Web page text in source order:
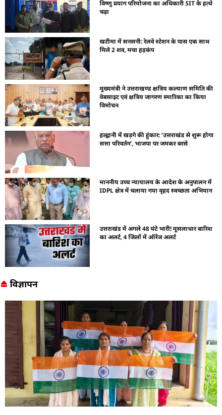
विष्णु प्रयाग परियोजना का अधिकारी SIT के हत्थे
चढ़ा
खटीमा में सनसनी: रेलवे स्टेशन के पास एक साथ
मिले 2 शव, मचा हड़कंप
मुख्यमंत्री ने उत्तराखण्ड क्षत्रिय कल्याण समिति की
वेबसाइट एवं क्षत्रिय जागरण स्मारिका का किया
विमोचन
हल्द्वानी में खड़गे की हुंकार: ‘उत्तराखंड से शुरू होगा
सत्ता परिवर्तन’, भाजपा पर जमकर बरसे
माननीय उच्च न्यायालय के आदेश के अनुपालन में
IDPL क्षेत्र में चलाया गया वृहद स्वच्छता अभियान
उत्तराखंड में अगले 48 घंटे भारी! मूसलाधार बारिश
का अलर्ट, 4 जिलों में ऑरेंज अलर्ट
विज्ञापन